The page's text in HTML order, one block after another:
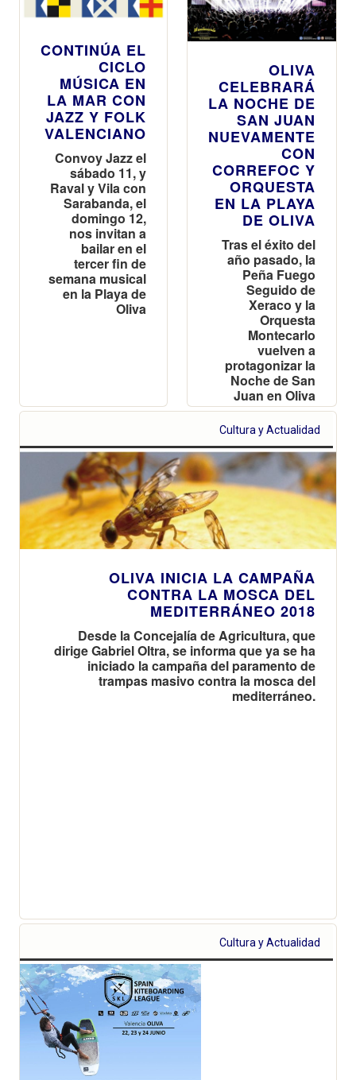
CONTINÚA EL
CICLO
MÚSICA EN
LA MAR CON
JAZZ Y FOLK
VALENCIANO
Convoy Jazz el
sábado 11, y
Raval y Vila con
Sarabanda, el
domingo 12,
nos invitan a
bailar en el
tercer fin de
semana musical
en la Playa de
Oliva
OLIVA
CELEBRARÁ
LA NOCHE DE
SAN JUAN
NUEVAMENTE
CON
CORREFOC Y
ORQUESTA
EN LA PLAYA
DE OLIVA
Tras el éxito del
año pasado, la
Peña Fuego
Seguido de
Xeraco y la
Orquesta
Montecarlo
vuelven a
protagonizar la
Noche de San
Juan en Oliva
Cultura y Actualidad
OLIVA INICIA LA CAMPAÑA
CONTRA LA MOSCA DEL
MEDITERRÁNEO 2018
Desde la Concejalía de Agricultura, que
dirige Gabriel Oltra, se informa que ya se ha
iniciado la campaña del paramento de
trampas masivo contra la mosca del
mediterráneo.
Cultura y Actualidad